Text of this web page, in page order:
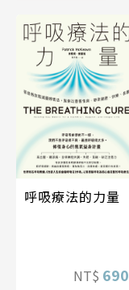
呼吸療法的力量
NT$ 690